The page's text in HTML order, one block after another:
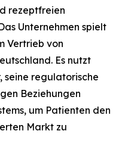
rezeptfreien
Unternehmen spielt
Vertrieb von
Es nutzt
regulatorische
Beziehungen
um Patienten den
Markt zu